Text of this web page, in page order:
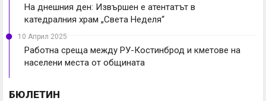
На днешния ден: Извършен е атентатът в
катедралния храм „Света Неделя“
10 Април 2025
Работна среща между РУ-Костинброд и кметове на
населени места от общината
БЮЛЕТИН